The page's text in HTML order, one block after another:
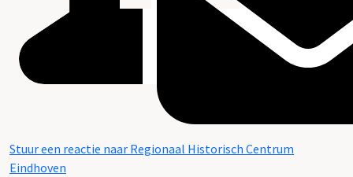
Stuur een reactie naar Regionaal Historisch Centrum
Eindhoven